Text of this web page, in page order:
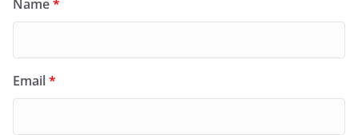
Name*
Email*